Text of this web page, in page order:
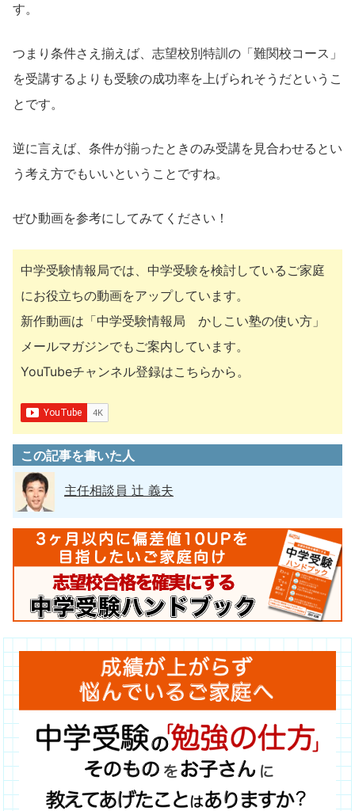
す。
つまり条件さえ揃えば、志望校別特訓の「難関校コース」
を受講するよりも受験の成功率を上げられそうだというこ
とです。
逆に言えば、条件が揃ったときのみ受講を見合わせるとい
う考え方でもいいということですね。
ぜひ動画を参考にしてみてください！
中学受験情報局では、中学受験を検討しているご家庭
にお役立ちの動画をアップしています。
新作動画は「中学受験情報局 かしこい塾の使い方」
メールマガジンでもご案内しています。
YouTubeチャンネル登録はこちらから。
この記事を書いた人
主任相談員 辻 義夫